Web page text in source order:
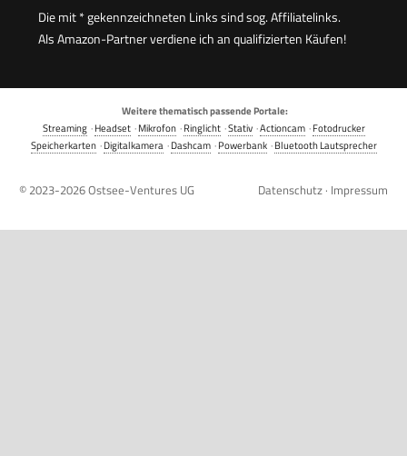
Die mit * gekennzeichneten Links sind sog. Affiliatelinks.
Als Amazon-Partner verdiene ich an qualifizierten Käufen!
Weitere thematisch passende Portale:
Streaming·Headset·Mikrofon·Ringlicht·Stativ·Actioncam·Fotodrucker
Speicherkarten·Digitalkamera·Dashcam·Powerbank·Bluetooth Lautsprecher
© 2023-2026Ostsee-Ventures UG Datenschutz · Impressum